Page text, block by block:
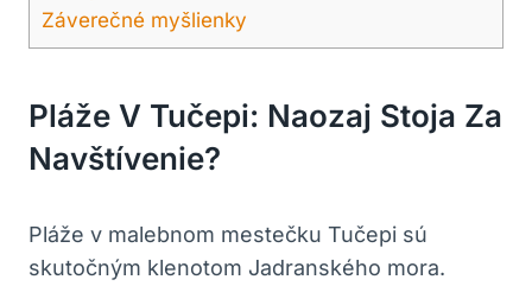
Záverečné myšlienky
Pláže V Tučepi: Naozaj Stoja Za
Navštívenie?
Pláže v malebnom mestečku Tučepi sú
skutočným klenotom Jadranského mora.